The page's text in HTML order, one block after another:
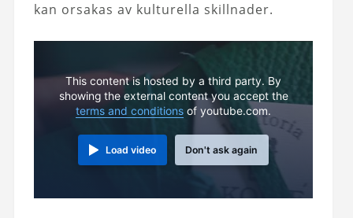
kan orsakas av kulturella skillnader.
This content is hosted by a third party. By
showing the external content you accept the
terms and conditions of youtube.com.
Load video Don't ask again